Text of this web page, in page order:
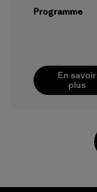
En savoir
plus
Programme